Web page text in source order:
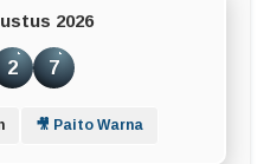
2026
2 7
🎥 Paito Warna